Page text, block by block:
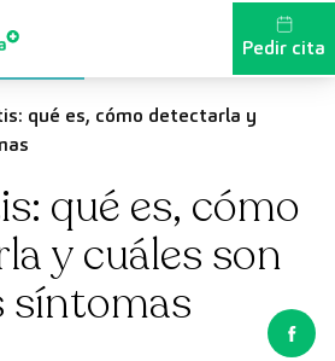
Pedir cita
qué es, cómo detectarla y
qué es, cómo
y cuáles son
síntomas